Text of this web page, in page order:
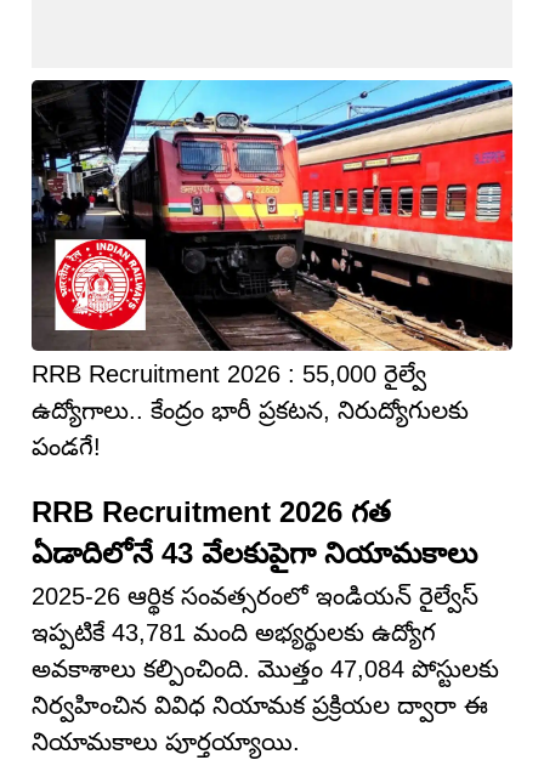
RRB Recruitment 2026 : 55,000 రైల్వే
ఉద్యోగాలు.. కేంద్రం భారీ ప్రకటన, నిరుద్యోగులకు
పండగే!
RRB Recruitment 2026 గత
ఏడాదిలోనే 43 వేలకుపైగా నియామకాలు
2025-26 ఆర్థిక సంవత్సరంలో ఇండియన్ రైల్వేస్
ఇప్పటికే 43,781 మంది అభ్యర్థులకు ఉద్యోగ
అవకాశాలు కల్పించింది. మొత్తం 47,084 పోస్టులకు
నిర్వహించిన వివిధ నియామక ప్రక్రియల ద్వారా ఈ
నియామకాలు పూర్తయ్యాయి.